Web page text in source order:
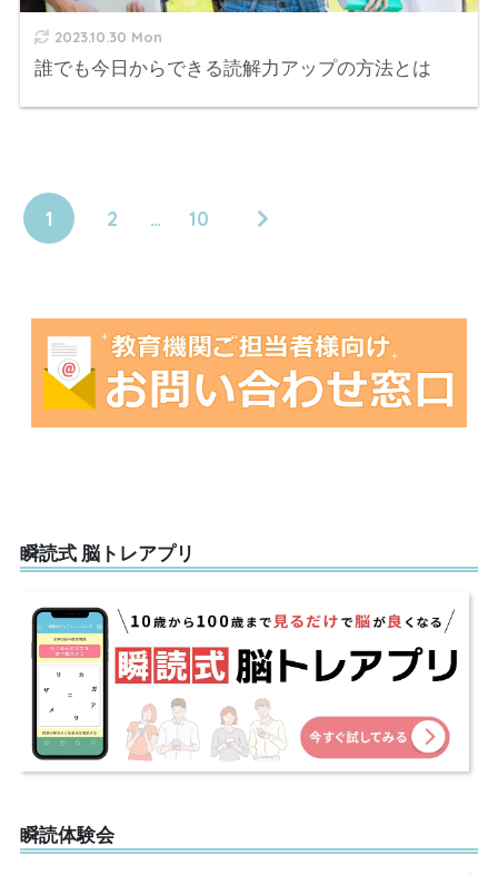
2023.10.30 Mon
誰でも今日からできる読解力アップの方法とは
1 2 … 10
瞬読式 脳トレアプリ
瞬読体験会